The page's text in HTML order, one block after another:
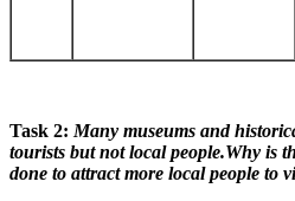
Task 2: Many museums and
tourists but not local people.Why is
done to attract more local people to